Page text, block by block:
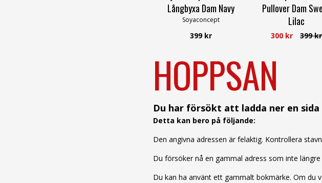
Långbyxa Dam Navy
Soyaconcept
399 kr
Pullover Dam
Lilac
Freequent
300 kr 399 kr
HOPPSAN
Du har försökt att ladda ner en
Detta kan bero på följande:
Den angivna adressen är felaktig. Kontrollera
Du försöker nå en gammal adress som inte
Du kan ha använt ett gammalt bokmärke. Om du